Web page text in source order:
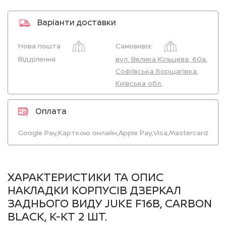
Варіанти доставки
Нова пошта
Самовивіз:
Відділення
вул. Велика Кільцева, 60а,
Софіївська Борщагівка,
Київська обл.
Оплата
Google Pay,Карткою онлайн,Apple Pay,Visa,Mastercard
ХАРАКТЕРИСТИКИ ТА ОПИС
НАКЛАДКИ КОРПУСІВ ДЗЕРКАЛ
ЗАДНЬОГО ВИДУ JUKE F16B, CARBON
BLACK, К-КТ 2 ШТ.